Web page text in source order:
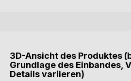
3D-Ansicht des Produktes
Grundlage des Einbandes,
Details variieren)